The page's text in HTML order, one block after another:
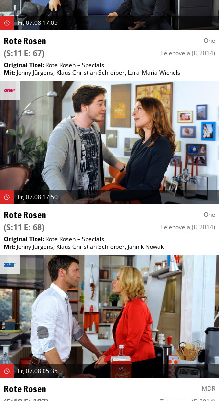
Fr, 07.08 17:05
Rote Rosen One
(S:11 E: 67) Telenovela (D 2014)
Original Titel: Rote Rosen – Specials
Mit: Jenny Jürgens, Klaus Christian Schreiber, Lara-Maria Wichels
Fr, 07.08 17:50
Rote Rosen One
(S:11 E: 68) Telenovela (D 2014)
Original Titel: Rote Rosen – Specials
Mit: Jenny Jürgens, Klaus Christian Schreiber, Jannik Nowak
Fr, 07.08 05:35
Rote Rosen MDR